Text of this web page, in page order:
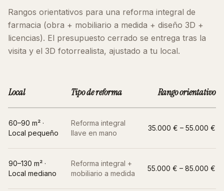
Rangos orientativos para una reforma integral de
farmacia (obra + mobiliario a medida + diseño 3D +
licencias). El presupuesto cerrado se entrega tras la
visita y el 3D fotorrealista, ajustado a tu local.
Local Tipo de reforma Rango orientativo
60–90 m² ·
Local pequeño
Reforma integral
llave en mano
35.000 € – 55.000 €
90–130 m² ·
Local mediano
Reforma integral +
mobiliario a medida
55.000 € – 85.000 €